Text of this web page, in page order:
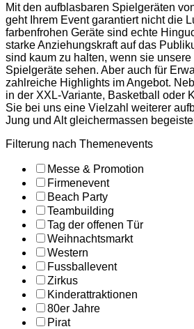
Mit den aufblasbaren Spielgeräten
geht Ihrem Event garantiert nicht die
farbenfrohen Geräte sind echte
starke Anziehungskraft auf das
sind kaum zu halten, wenn sie
Spielgeräte sehen. Aber auch für
zahlreiche Highlights im Angebot.
in der XXL-Variante, Basketball oder
Sie bei uns eine Vielzahl weiterer
Jung und Alt gleichermassen
Filterung nach Themenevents
Messe & Promotion
Firmenevent
Beach Party
Teambuilding
Tag der offenen Tür
Weihnachtsmarkt
Western
Fussballevent
Zirkus
Kinderattraktionen
80er Jahre
Pirat